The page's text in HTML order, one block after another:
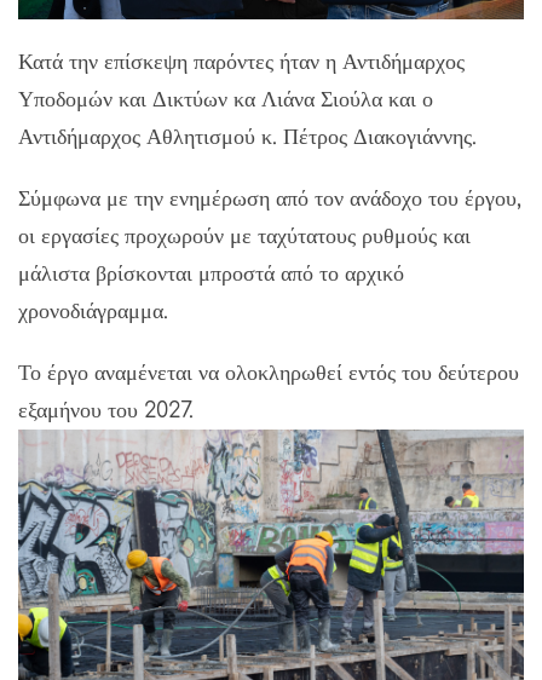
Κατά την επίσκεψη παρόντες ήταν η Αντιδήμαρχος
Υποδομών και Δικτύων κα Λιάνα Σιούλα και ο
Αντιδήμαρχος Αθλητισμού κ. Πέτρος Διακογιάννης.
Σύμφωνα με την ενημέρωση από τον ανάδοχο του έργου,
οι εργασίες προχωρούν με ταχύτατους ρυθμούς και
μάλιστα βρίσκονται μπροστά από το αρχικό
χρονοδιάγραμμα.
Το έργο αναμένεται να ολοκληρωθεί εντός του δεύτερου
εξαμήνου του 2027.